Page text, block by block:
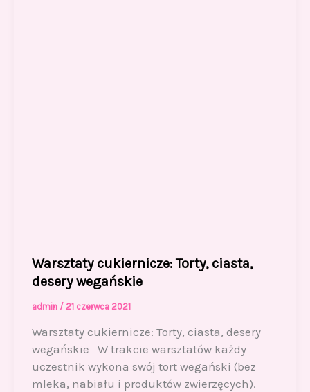
Warsztaty cukiernicze: Torty, ciasta,
desery wegańskie
admin / 21 czerwca 2021
Warsztaty cukiernicze: Torty, ciasta, desery
wegańskie W trakcie warsztatów każdy
uczestnik wykona swój tort wegański (bez
mleka, nabiału i produktów zwierzęcych).